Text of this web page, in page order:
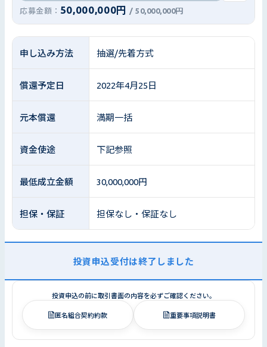
応募金額： 50,000,000円 /50,000,000円
申し込み方法 抽選/先着方式
償還予定日 2022年4月25日
元本償還 満期一括
資金使途 下記参照
最低成立金額 30,000,000円
担保・保証 担保なし・保証なし
投資申込受付は終了しました
投資申込の前に取引書面の内容を必ずご確認ください。
匿名組合契約約款 重要事項説明書